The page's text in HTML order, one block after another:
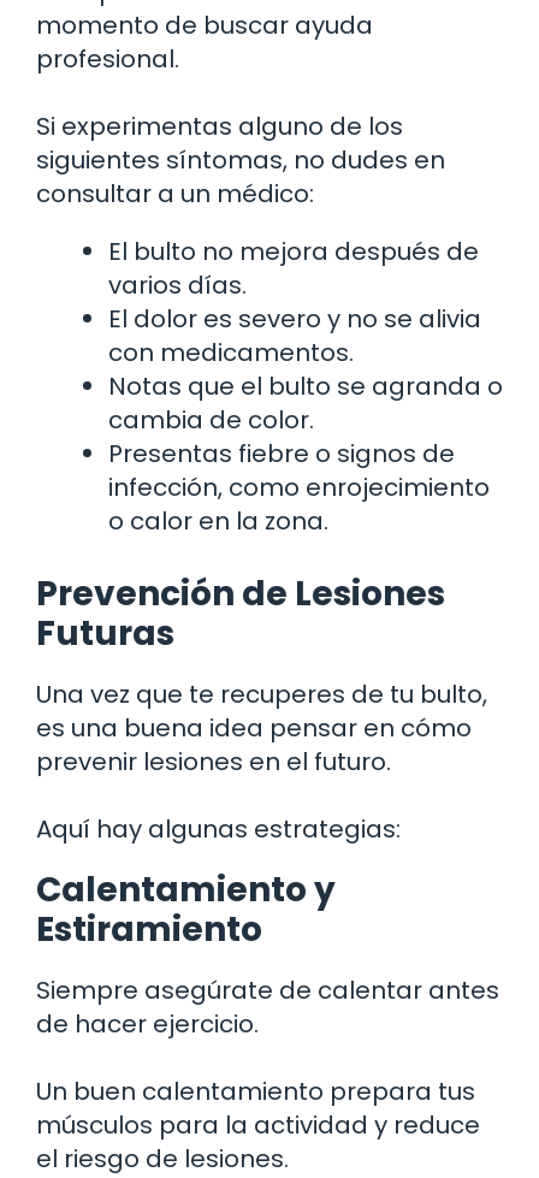
momento de buscar ayuda
profesional.
Si experimentas alguno de los
siguientes síntomas, no dudes en
consultar a un médico:
El bulto no mejora después de
varios días.
El dolor es severo y no se alivia
con medicamentos.
Notas que el bulto se agranda o
cambia de color.
Presentas fiebre o signos de
infección, como enrojecimiento
o calor en la zona.
Prevención de Lesiones
Futuras
Una vez que te recuperes de tu bulto,
es una buena idea pensar en cómo
prevenir lesiones en el futuro.
Aquí hay algunas estrategias:
Calentamiento y
Estiramiento
Siempre asegúrate de calentar antes
de hacer ejercicio.
Un buen calentamiento prepara tus
músculos para la actividad y reduce
el riesgo de lesiones.